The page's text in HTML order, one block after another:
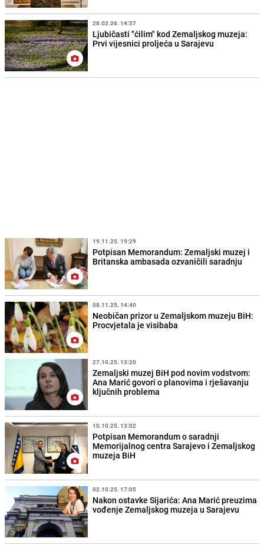
28.02.26. 14:57
Ljubičasti "ćilim" kod Zemaljskog muzeja:
Prvi vijesnici proljeća u Sarajevu
19.11.25. 19:29
Potpisan Memorandum: Zemaljski muzej i
Britanska ambasada ozvaničili saradnju
08.11.25. 14:40
Neobičan prizor u Zemaljskom muzeju BiH:
Procvjetala je visibaba
27.10.25. 13:20
Zemaljski muzej BiH pod novim vodstvom:
Ana Marić govori o planovima i rješavanju
ključnih problema
10.10.25. 13:02
Potpisan Memorandum o saradnji
Memorijalnog centra Sarajevo i Zemaljskog
muzeja BiH
02.10.25. 17:05
Nakon ostavke Sijarića: Ana Marić preuzima
vođenje Zemaljskog muzeja u Sarajevu